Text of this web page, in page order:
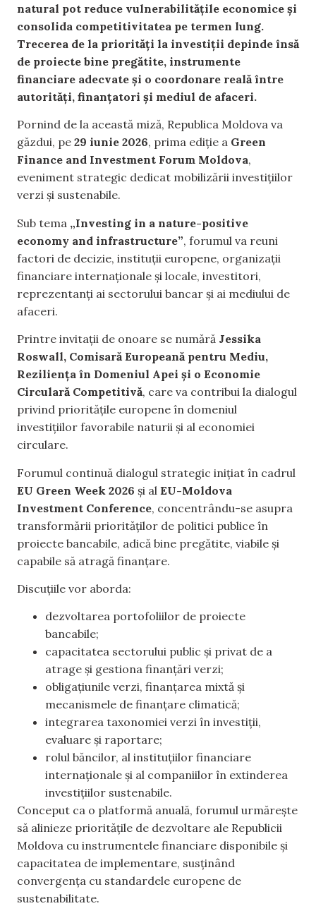
natural pot reduce vulnerabilitățile economice și
consolida competitivitatea pe termen lung.
Trecerea de la priorități la investiții depinde însă
de proiecte bine pregătite, instrumente
financiare adecvate și o coordonare reală între
autorități, finanțatori și mediul de afaceri.
Pornind de la această miză, Republica Moldova va
găzdui, pe 29 iunie 2026, prima ediție a Green
Finance and Investment Forum Moldova,
eveniment strategic dedicat mobilizării investițiilor
verzi și sustenabile.
Sub tema „Investing in a nature-positive
economy and infrastructure”, forumul va reuni
factori de decizie, instituții europene, organizații
financiare internaționale și locale, investitori,
reprezentanți ai sectorului bancar și ai mediului de
afaceri.
Printre invitații de onoare se numără Jessika
Roswall, Comisară Europeană pentru Mediu,
Reziliența în Domeniul Apei și o Economie
Circulară Competitivă, care va contribui la dialogul
privind prioritățile europene în domeniul
investițiilor favorabile naturii și al economiei
circulare.
Forumul continuă dialogul strategic inițiat în cadrul
EU Green Week 2026 și al EU-Moldova
Investment Conference, concentrându-se asupra
transformării priorităților de politici publice în
proiecte bancabile, adică bine pregătite, viabile și
capabile să atragă finanțare.
Discuțiile vor aborda:
dezvoltarea portofoliilor de proiecte
bancabile;
capacitatea sectorului public și privat de a
atrage și gestiona finanțări verzi;
obligațiunile verzi, finanțarea mixtă și
mecanismele de finanțare climatică;
integrarea taxonomiei verzi în investiții,
evaluare și raportare;
rolul băncilor, al instituțiilor financiare
internaționale și al companiilor în extinderea
investițiilor sustenabile.
Conceput ca o platformă anuală, forumul urmărește
să alinieze prioritățile de dezvoltare ale Republicii
Moldova cu instrumentele financiare disponibile și
capacitatea de implementare, susținând
convergența cu standardele europene de
sustenabilitate.